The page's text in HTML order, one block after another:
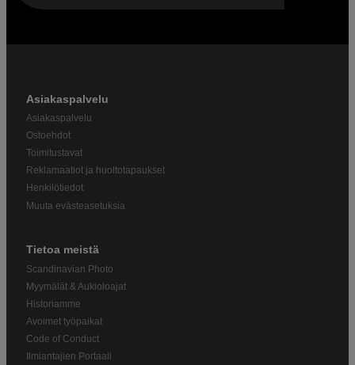
Asiakaspalvelu
Asiakaspalvelu
Ostoehdot
Toimitustavat
Reklamaatiot ja huoltotapaukset
Henkilötiedot
Muuta evästeasetuksia
Tietoa meistä
Scandinavian Photo
Myymälät & Aukioloajat
Historiamme
Avoimet työpaikat
Code of Conduct
Ilmiantajien Portaali